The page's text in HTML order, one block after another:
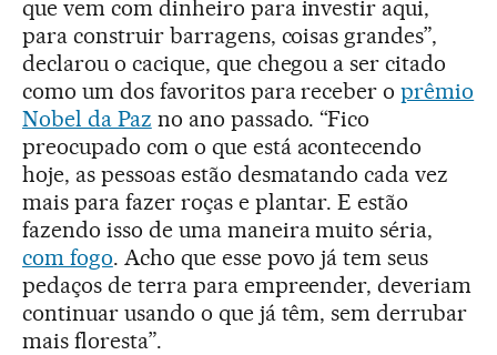
que vem com dinheiro para investir aqui,
para construir barragens, coisas grandes”,
declarou o cacique, que chegou a ser citado
como um dos favoritos para receber oprêmio
Nobel da Paz no ano passado. “Fico
preocupado com o que está acontecendo
hoje, as pessoas estão desmatando cada vez
mais para fazer roças e plantar. E estão
fazendo isso de uma maneira muito séria,
com fogo. Acho que esse povo já tem seus
pedaços de terra para empreender, deveriam
continuar usando o que já têm, sem derrubar
mais floresta”.